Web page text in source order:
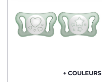
+ COULEURS